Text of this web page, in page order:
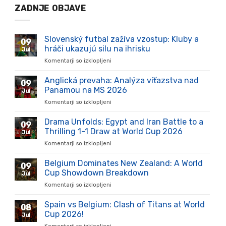
ZADNJE OBJAVE
09
Jul
Slovenský futbal zažíva vzostup: Kluby a
hráči ukazujú silu na ihrisku
Komentarji so izklopljeni
futbal
zažíva
hráči
ukazujú
09
Jul
Anglická prevaha: Analýza víťazstva nad
Panamou na MS 2026
Komentarji so izklopljeni
prevaha:
Analýza
na
MS
09
Jul
Drama Unfolds: Egypt and Iran Battle to a
Thrilling 1-1 Draw at World Cup 2026
Komentarji so izklopljeni
Unfolds:
Egypt
to
09
Jul
Belgium Dominates New Zealand: A World
Cup Showdown Breakdown
Komentarji so izklopljeni
Dominates
08
Jul
Spain vs Belgium: Clash of Titans at World
Cup 2026!